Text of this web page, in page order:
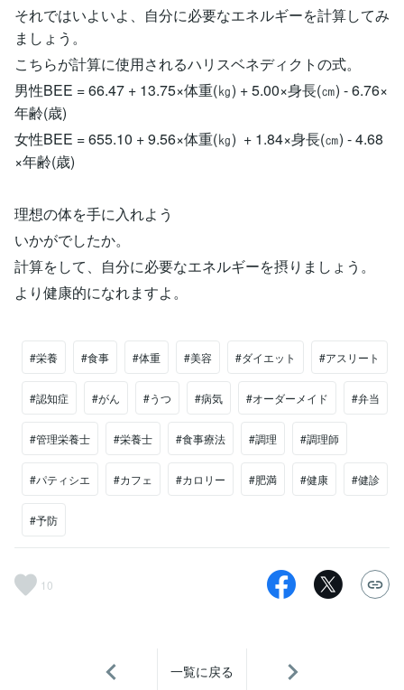
それではいよいよ、自分に必要なエネルギーを計算してみ
ましょう。
こちらが計算に使用されるハリスベネディクトの式。
男性BEE = 66.47 + 13.75×体重(㎏) + 5.00×身長(㎝) - 6.76×
年齢(歳)
女性BEE = 655.10 + 9.56×体重(㎏) + 1.84×身長(㎝) - 4.68
×年齢(歳)
理想の体を手に入れよう
いかがでしたか。
計算をして、自分に必要なエネルギーを摂りましょう。
より健康的になれますよ。
#栄養 #食事 #体重 #美容 #ダイエット #アスリート
#認知症 #がん #うつ #病気 #オーダーメイド #弁当
#管理栄養士 #栄養士 #食事療法 #調理 #調理師
#パティシエ #カフェ #カロリー #肥満 #健康 #健診
#予防
10
一覧に戻る